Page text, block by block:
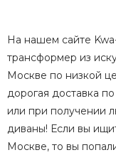
На нашем сайте
трансформер из
Москве по низкой
дорогая доставка
или при получении
диваны! Если вы
Москве, то вы